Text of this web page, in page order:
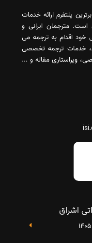
پلتفرم ارائه خدمات
است. مترجمان ایرانی و
اقدام به ترجمه می
خدمات ترجمه تخصصی
ویراستاری مقاله و ...
اشراق